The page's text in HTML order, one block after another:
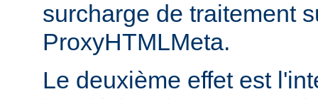
surcharge de traitement
ProxyHTMLMeta.
Le deuxième effet est